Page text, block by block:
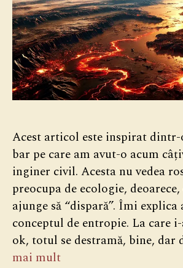
Acest articol este inspirat
bar pe care am avut-o acum
inginer civil. Acesta nu vedea
preocupa de ecologie,
ajunge să “dispară”. Îmi
conceptul de entropie. La care
ok, totul se destramă, bine, dar
mai mult